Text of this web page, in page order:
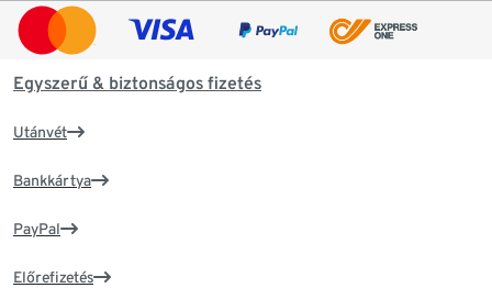
Egyszerű & biztonságos fizetés
Utánvét
Bankkártya
PayPal
Előrefizetés